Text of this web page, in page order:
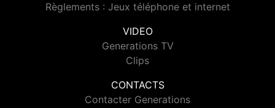
Règlements : Jeux téléphone et internet
VIDEO
Generations TV
Clips
CONTACTS
Contacter Generations